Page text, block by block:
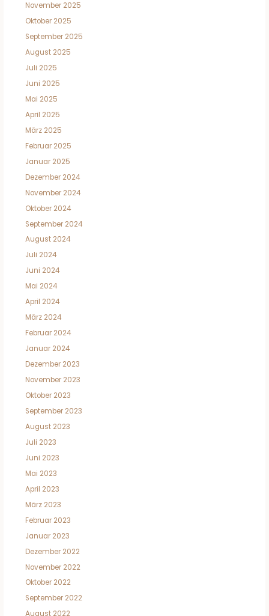
November 2025
Oktober 2025
September 2025
August 2025
Juli 2025
Juni 2025
Mai 2025
April 2025
März 2025
Februar 2025
Januar 2025
Dezember 2024
November 2024
Oktober 2024
September 2024
August 2024
Juli 2024
Juni 2024
Mai 2024
April 2024
März 2024
Februar 2024
Januar 2024
Dezember 2023
November 2023
Oktober 2023
September 2023
August 2023
Juli 2023
Juni 2023
Mai 2023
April 2023
März 2023
Februar 2023
Januar 2023
Dezember 2022
November 2022
Oktober 2022
September 2022
August 2022